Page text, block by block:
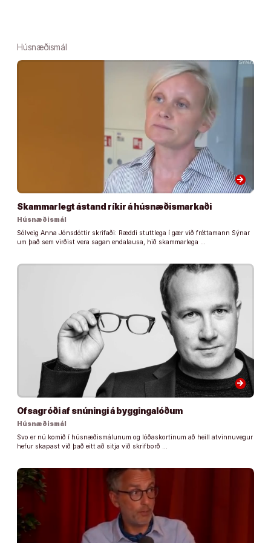
Húsnæðismál
arrow_forward
Skammarlegt ástand ríkir á húsnæðismarkaði
Húsnæðismál
Sólveig Anna Jónsdóttir skrifaði: Ræddi stuttlega í gær við fréttamann Sýnar
um það sem virðist vera sagan endalausa, hið skammarlega …
arrow_forward
Ofsagróði af snúningi á byggingalóðum
Húsnæðismál
Svo er nú komið í húsnæðismálunum og lóðaskortinum að heill atvinnuvegur
hefur skapast við það eitt að sitja við skrifborð …